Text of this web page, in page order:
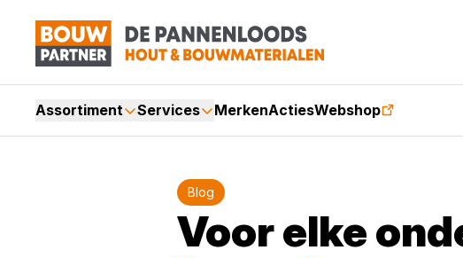
Assortiment Services MerkenActiesWebshop
Blog
Voor elke